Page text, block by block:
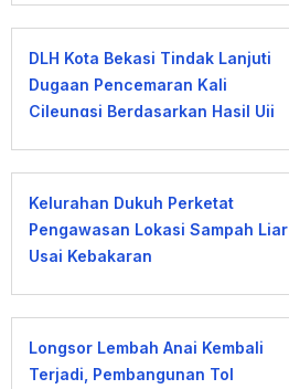
DLH Kota Bekasi Tindak Lanjuti
Dugaan Pencemaran Kali
Cileungsi Berdasarkan Hasil Uji
Kelurahan Dukuh Perketat
Pengawasan Lokasi Sampah Liar
Usai Kebakaran
Longsor Lembah Anai Kembali
Terjadi, Pembangunan Tol